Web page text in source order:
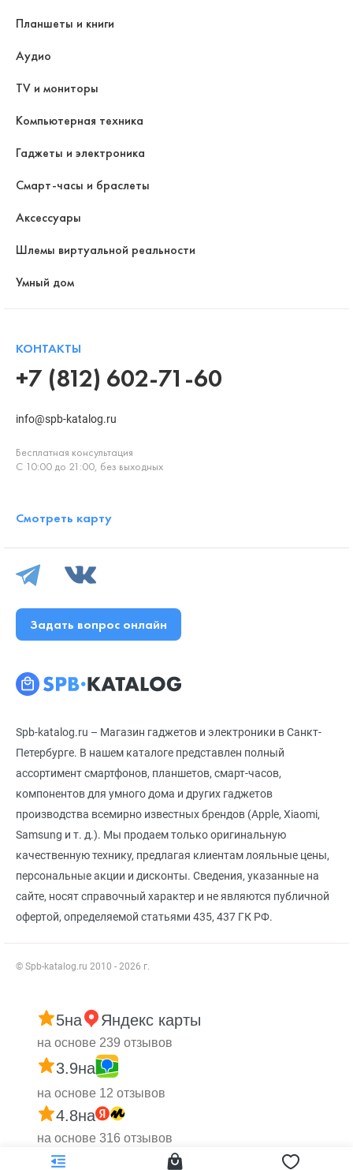
Spb-katalog.ru – Магазин гаджетов и электроники в Санкт-
Петербурге. В нашем каталоге представлен полный
ассортимент смартфонов, планшетов, смарт-часов,
компонентов для умного дома и других гаджетов
производства всемирно известных брендов (Apple, Xiaomi,
Samsung и т. д.). Мы продаем только оригинальную
качественную технику, предлагая клиентам лояльные цены,
персональные акции и дисконты. Сведения, указанные на
сайте, носят справочный характер и не являются публичной
офертой, определяемой статьями 435, 437 ГК РФ.
© Spb-katalog.ru 2010 - 2026 г.
Планшеты и книги
Аудио
TV и мониторы
Компьютерная техника
Гаджеты и электроника
Смарт-часы и браслеты
Аксессуары
Шлемы виртуальной реальности
Умный дом
КОНТАКТЫ
+7 (812) 602-71-60
info@spb-katalog.ru
Бесплатная консультация
С 10:00 до 21:00, без выходных
Смотреть карту
Задать вопрос онлайн
5на Яндекс карты
на основе 239 отзывов
3.9на
на основе 12 отзывов
4.8на
на основе 316 отзывов